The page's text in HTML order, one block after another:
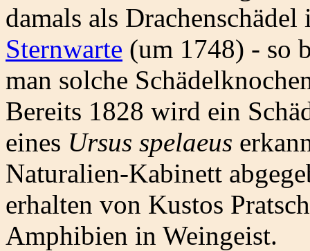
damals als
Sternwarte (um 1748) - so
man solche
Bereits 1828 wird ein
eines Ursus spelaeus
Naturalien-Kabinett
erhalten von Kustos
Amphibien in Weingeist.